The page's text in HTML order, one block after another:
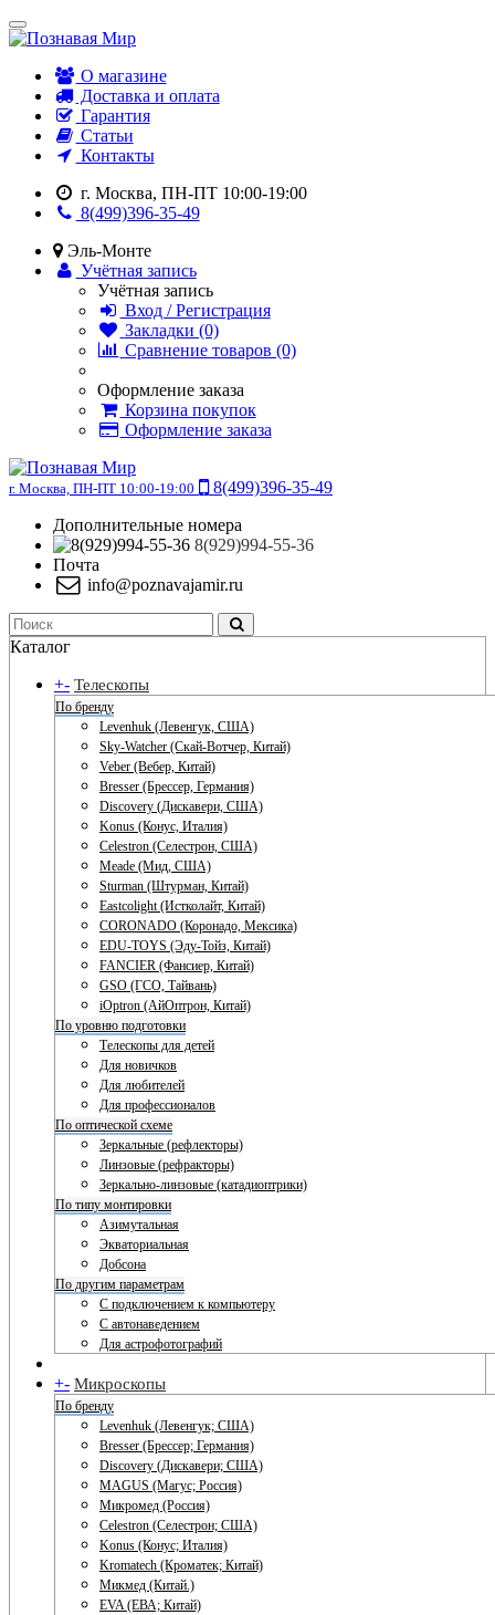
О магазине
Доставка и оплата
Гарантия
Статьи
Контакты
г. Москва, ПН-ПТ 10:00-19:00
8(499)396-35-49
Эль-Монте
Учётная запись
Учётная запись
Вход / Регистрация
Закладки (0)
Сравнение товаров (0)
Оформление заказа
Корзина покупок
Оформление заказа
г. Москва, ПН-ПТ 10:00-19:00
8(499)396-35-49
Дополнительные номера
8(929)994-55-36
Почта
info@poznavajamir.ru
Каталог
+- Телескопы
По бренду
Levenhuk (Левенгук, США)
Sky-Watcher (Скай-Вотчер, Китай)
Veber (Вебер, Китай)
Bresser (Брессер, Германия)
Discovery (Дискавери, США)
Konus (Конус, Италия)
Celestron (Селестрон, США)
Meade (Мид, США)
Sturman (Штурман, Китай)
Eastcolight (Истколайт, Китай)
CORONADO (Коронадо, Мексика)
EDU-TOYS (Эду-Тойз, Китай)
FANCIER (Фансиер, Китай)
GSO (ГСО, Тайвань)
iOptron (АйОптрон, Китай)
По уровню подготовки
Телескопы для детей
Для новичков
Для любителей
Для профессионалов
По оптической схеме
Зеркальные (рефлекторы)
Линзовые (рефракторы)
Зеркально-линзовые (катадиоптрики)
По типу монтировки
Азимутальная
Экваториальная
Добсона
По другим параметрам
С подключением к компьютеру
С автонаведением
Для астрофотографий
+- Микроскопы
По бренду
Levenhuk (Левенгук; США)
Bresser (Брессер; Германия)
Discovery (Дискавери; США)
MAGUS (Магус; Россия)
Микромед (Россия)
Celestron (Селестрон; США)
Konus (Конус; Италия)
Kromatech (Кроматек; Китай)
Микмед (Китай.)
EVA (ЕВА; Китай)